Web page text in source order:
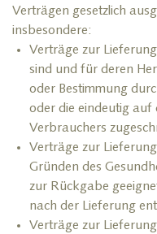
Verträgen gesetzlich
insbesondere:
Verträge zur
sind und für deren
oder Bestimmung
oder die eindeutig auf
Verbrauchers
Verträge zur
Gründen des
zur Rückgabe
nach der Lieferung
Verträge zur